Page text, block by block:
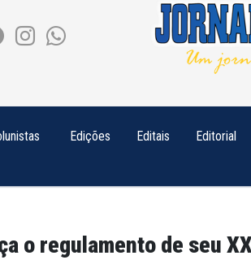
Edições Editais Editorial
o regulamento de seu